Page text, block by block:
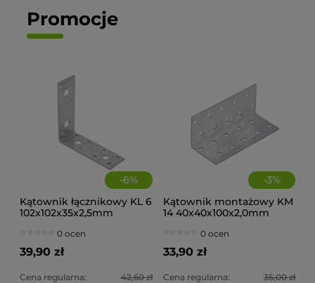
Promocje
-6%
Kątownik łącznikowy KL 6
102x102x35x2,5mm
0 ocen
39,90 zł
Cena regularna: 42,60 zł
-3%
Kątownik montażowy KM
14 40x40x100x2,0mm
0 ocen
33,90 zł
Cena regularna: 35,00 zł